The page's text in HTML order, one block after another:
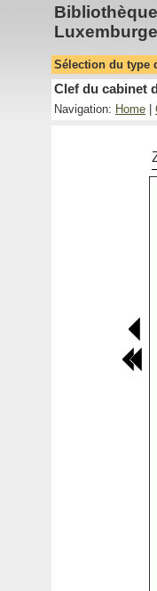
Sélection du type
Clef du cabinet
Navigation: Home